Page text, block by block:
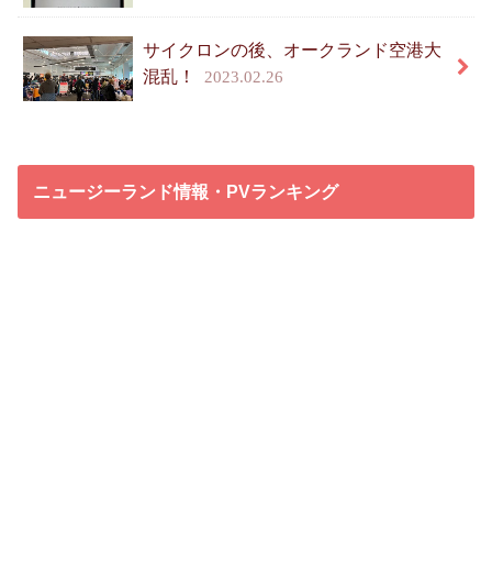
サイクロンの後、オークランド空港大
混乱！
2023.02.26
ニュージーランド情報・PVランキング